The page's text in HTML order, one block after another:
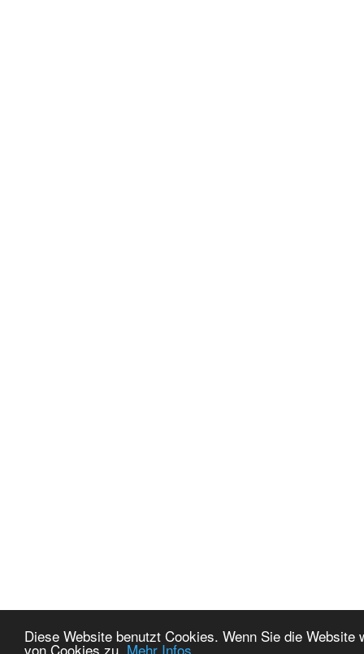
Diese Website benutzt Cookies. Wenn Sie die
von Cookies zu. Mehr Infos